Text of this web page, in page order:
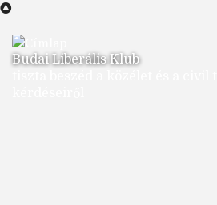
Ugrás
tartalomra
Budai Liberális Klub